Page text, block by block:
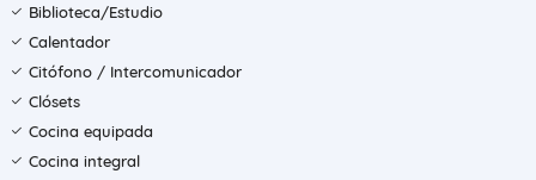
Biblioteca/Estudio
Calentador
Citófono / Intercomunicador
Clósets
Cocina equipada
Cocina integral